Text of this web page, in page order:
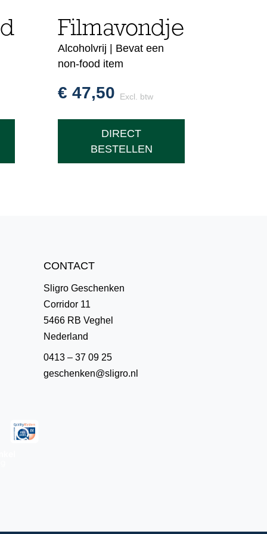
Filmavondje
Alcoholvrij | Bevat een
non-food item
€ 47,50 Excl. btw
DIRECT
BESTELLEN
CONTACT
Sligro Geschenken
Corridor 11
5466 RB Veghel
Nederland
0413 – 37 09 25
geschenken@sligro.nl